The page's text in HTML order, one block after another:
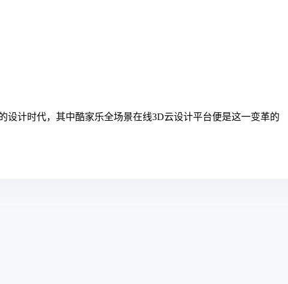
设计时代，其中酷家乐全场景在线3D云设计平台便是这一变革的